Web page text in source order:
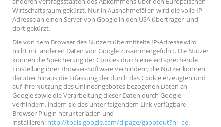
Wirtschaftsraum gekürzt. Nur in Ausnahmefällen wird die volle IP-
Adresse an einen Server von Google in den USA übertragen und
dort gekürzt.
Die von dem Browser des Nutzers übermittelte IP-Adresse wird
nicht mit anderen Daten von Google zusammengeführt. Die Nutzer
können die Speicherung der Cookies durch eine entsprechende
Einstellung ihrer Browser-Software verhindern; die Nutzer können
darüber hinaus die Erfassung der durch das Cookie erzeugten und
auf ihre Nutzung des Onlineangebotes bezogenen Daten an
Google sowie die Verarbeitung dieser Daten durch Google
verhindern, indem sie das unter folgendem Link verfügbare
Browser-Plugin herunterladen und
installieren: http://tools.google.com/dlpage/gaoptout?hl=de.